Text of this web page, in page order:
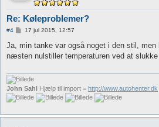
Re: Køleproblemer?
#4
d
æ
17 jul 2015, 12:57
Ja, min tanke var også noget i den stil, men
næsten nulstiller temperaturen ved at
John Sahl Hjælp til import = http://www.autohenter.dk